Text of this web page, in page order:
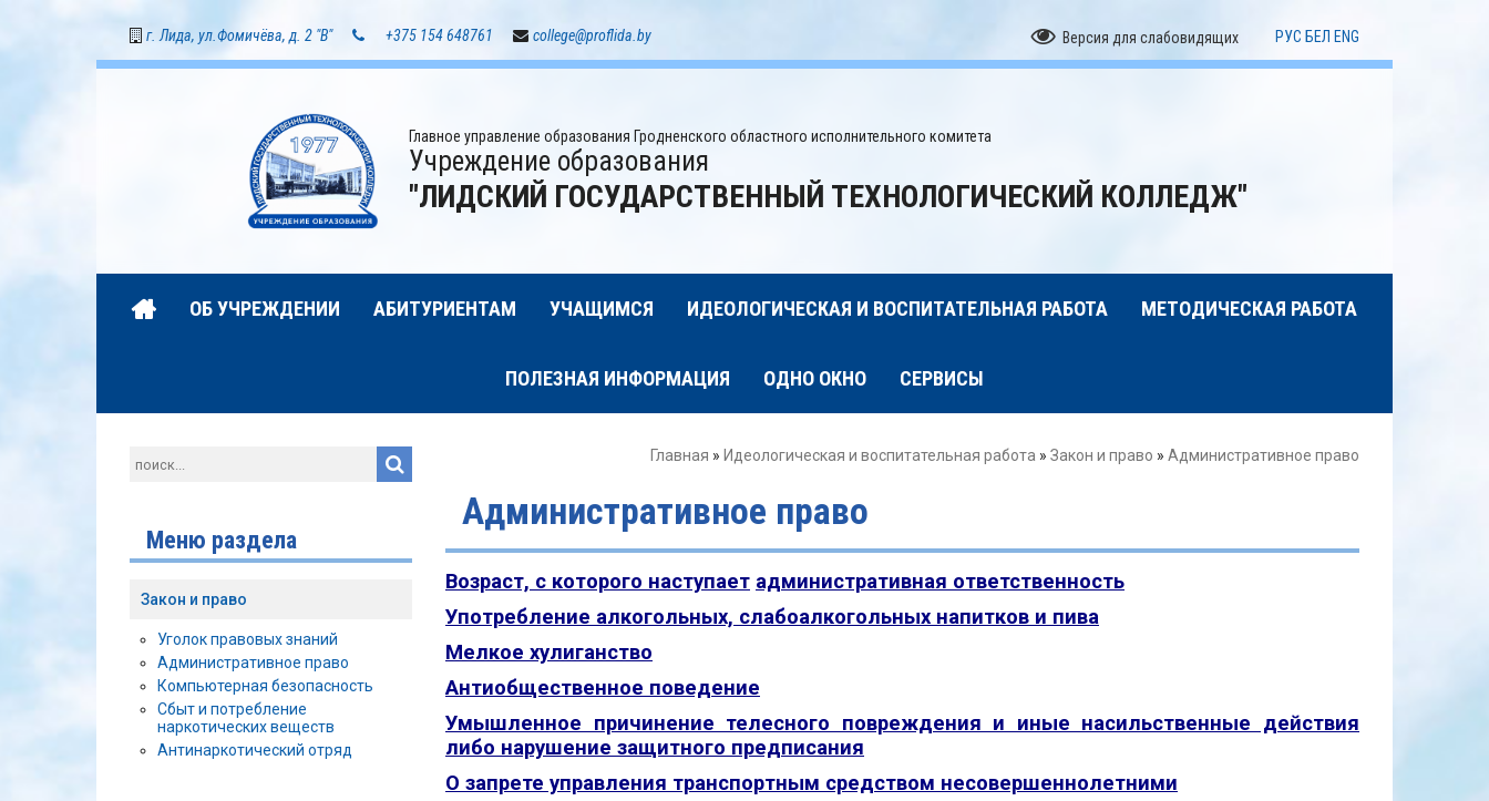
г. Лида, ул.Фомичёва, д. 2 "В" +375 154 648761 college@proflida.by Версия для слабовидящих РУС БЕЛ ENG
Главное управление образования Гродненского областного исполнительного комитета
Учреждение образования
"ЛИДСКИЙ ГОСУДАРСТВЕННЫЙ ТЕХНОЛОГИЧЕСКИЙ КОЛЛЕДЖ"
ОБ УЧРЕЖДЕНИИ АБИТУРИЕНТАМ УЧАЩИМСЯ ИДЕОЛОГИЧЕСКАЯ И ВОСПИТАТЕЛЬНАЯ РАБОТА МЕТОДИЧЕСКАЯ РАБОТА
ПОЛЕЗНАЯ ИНФОРМАЦИЯ ОДНО ОКНО СЕРВИСЫ
Главная » Идеологическая и воспитательная работа » Закон и право » Административное право
Административное право
Возраст, с которого наступает административная ответственность
Употребление алкогольных, слабоалкогольных напитков и пива
Мелкое хулиганство
Антиобщественное поведение
Умышленное причинение телесного повреждения и иные насильственные действия
либо нарушение защитного предписания
О запрете управления транспортным средством несовершеннолетними
Меню раздела
Закон и право
Уголок правовых знаний
Административное право
Компьютерная безопасность
Сбыт и потребление
наркотических веществ
Антинаркотический отряд